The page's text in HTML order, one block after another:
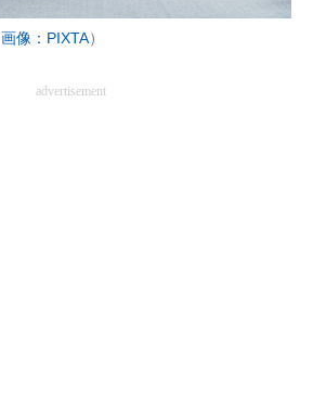
画像：PIXTA）
advertisement